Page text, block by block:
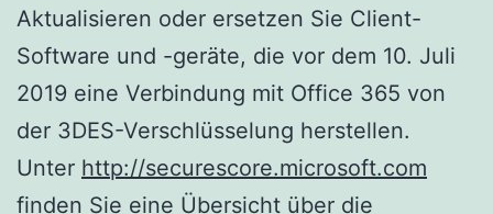
Aktualisieren oder ersetzen Sie Client-
Software und -geräte, die vor dem 10. Juli
2019 eine Verbindung mit Office 365 von
der 3DES-Verschlüsselung herstellen.
Unter http://securescore.microsoft.com
finden Sie eine Übersicht über die